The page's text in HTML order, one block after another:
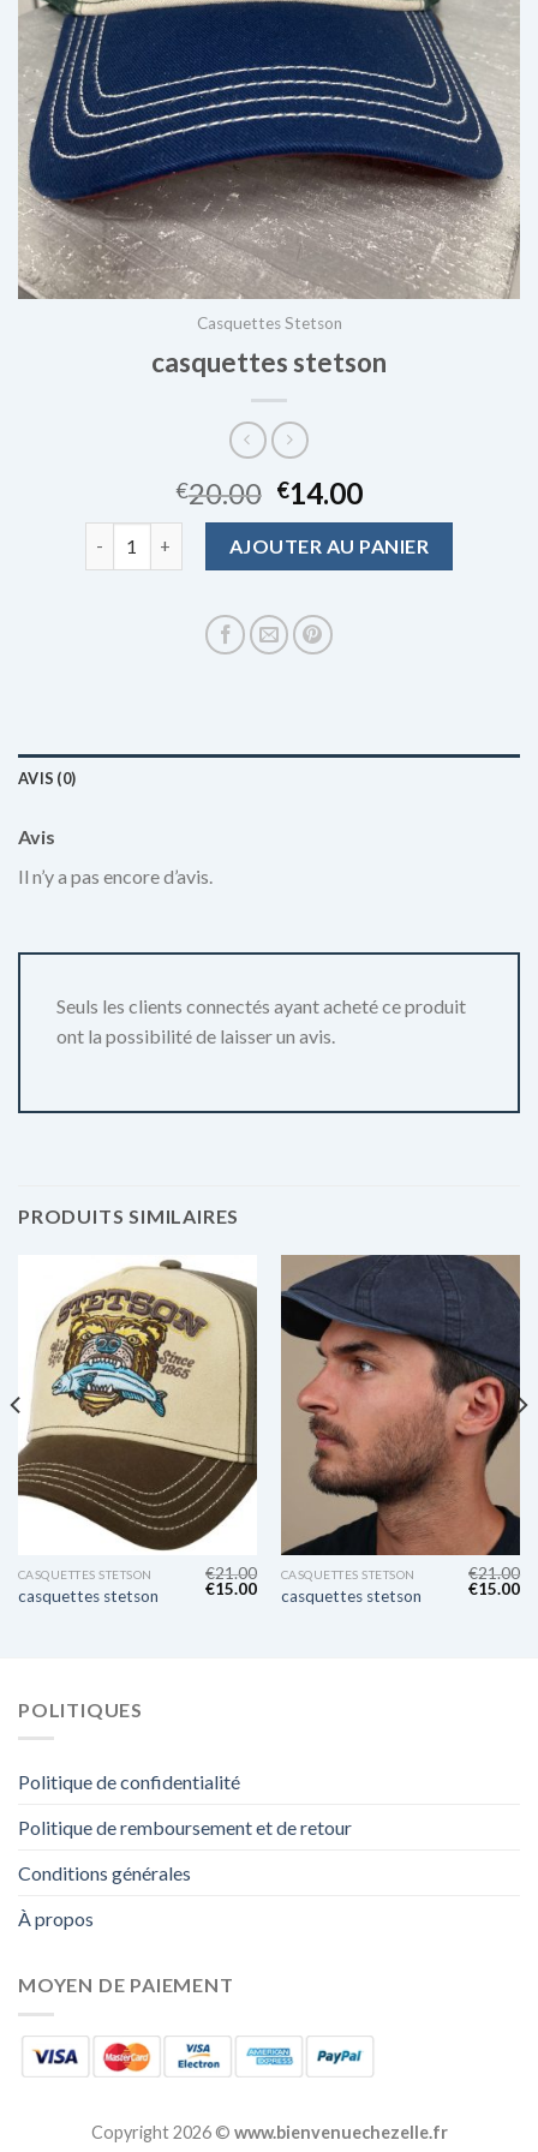
Casquettes Stetson
casquettes stetson
€20.00 €14.00
AJOUTER AU PANIER
AVIS (0)
Avis
Il n’y a pas encore d’avis.
Seuls les clients connectés ayant acheté ce produit
ont la possibilité de laisser un avis.
PRODUITS SIMILAIRES
CASQUETTES STETSON
casquettes stetson
€21.00
€15.00
CASQUETTES STETSON
casquettes stetson
€21.00
€15.00
POLITIQUES
Politique de confidentialité
Politique de remboursement et de retour
Conditions générales
À propos
MOYEN DE PAIEMENT
Copyright 2026 © www.bienvenuechezelle.fr